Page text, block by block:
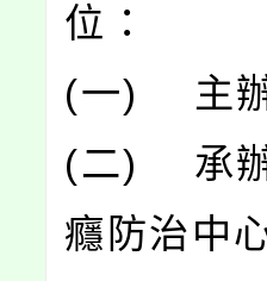
位：
(一) 主辦
(二) 承辦
癮防治中